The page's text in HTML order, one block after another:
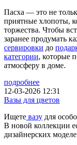
Пасха — это не
приятные хлопоты,
торжества. Чтобы
заранее продумать
сервировки до
категории, которые
атмосферу в доме.
подробнее
12-03-2026 12:31
Вазы для цветов
Ищете вазу для
В новой коллекции
дизайнерских